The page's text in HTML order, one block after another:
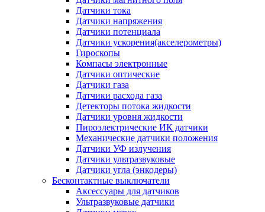
Датчики тока
Датчики напряжения
Датчики потенциала
Датчики ускорения(акселерометры)
Гироскопы
Компасы электронные
Датчики оптические
Датчики газа
Датчики расхода газа
Детекторы потока жидкости
Датчики уровня жидкости
Пироэлектрические ИК датчики
Механические датчики положения
Датчики УФ излучения
Датчики ультразвуковые
Датчики угла (энкодеры)
Бесконтактные выключатели
Аксессуары для датчиков
Ультразвуковые датчики